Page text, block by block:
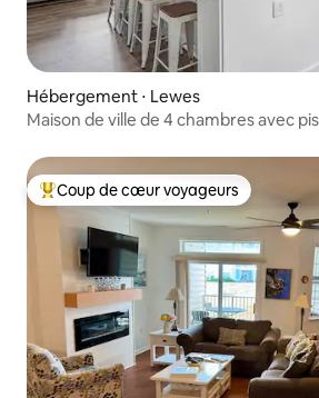
Hébergement ⋅ Lewes
Maison de ville de 4 chambres avec
Coups de cœur voyageurs les plus
Coup de cœur voyageurs